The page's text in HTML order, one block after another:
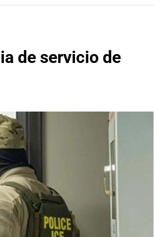
de servicio de